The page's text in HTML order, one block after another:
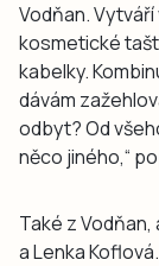
Vodňan. Vytváří
kosmetické
kabelky.
dávám
odbyt? Od
něco jiného,“
Také z
a Lenka